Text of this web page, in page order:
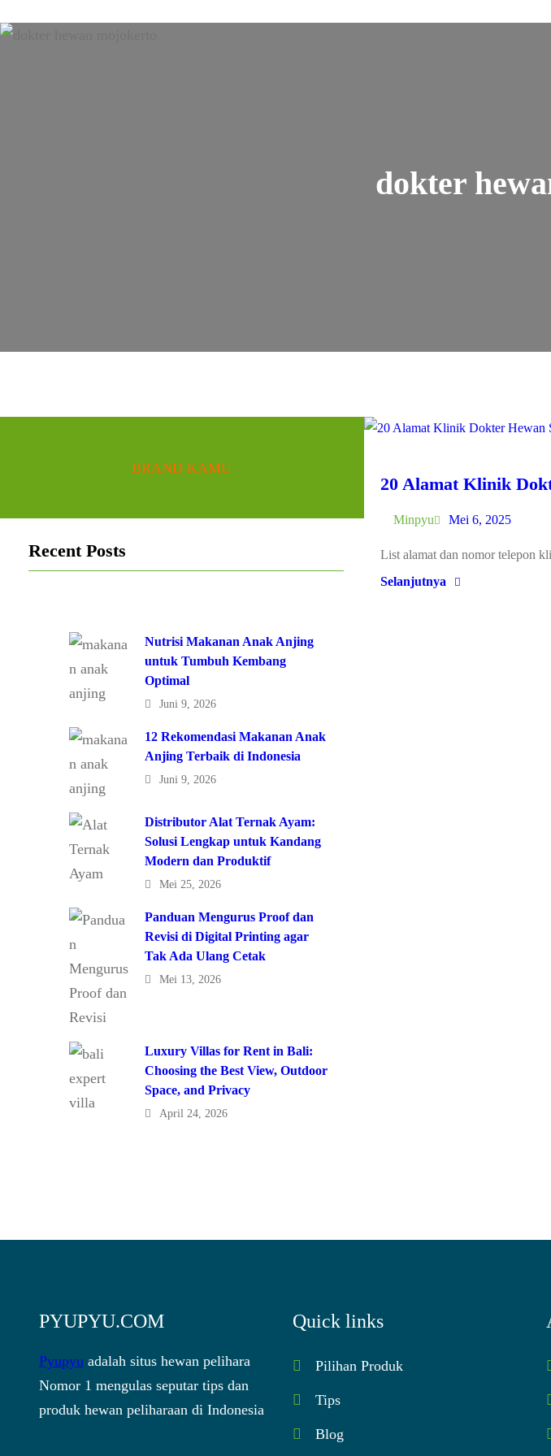
dokter
BRAND KAMU
Recent Posts
Nutrisi Makanan Anak Anjing
untuk Tumbuh Kembang
Optimal
Juni 9, 2026
12 Rekomendasi Makanan Anak
Anjing Terbaik di Indonesia
Juni 9, 2026
Distributor Alat Ternak Ayam:
Solusi Lengkap untuk Kandang
Modern dan Produktif
Mei 25, 2026
Panduan Mengurus Proof dan
Revisi di Digital Printing agar
Tak Ada Ulang Cetak
Mei 13, 2026
Luxury Villas for Rent in Bali:
Choosing the Best View, Outdoor
Space, and Privacy
April 24, 2026
20 Alamat Klinik
Minpyu Mei 6, 2025
List alamat dan nomor telepon
Selanjutnya
PYUPYU.COM
Pyupyu adalah situs hewan pelihara
Nomor 1 mengulas seputar tips dan
produk hewan peliharaan di Indonesia
Quick links
Pilihan Produk
Tips
Blog